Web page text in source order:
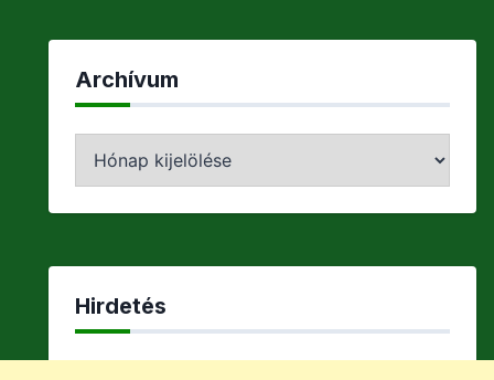
Archívum
Hirdetés